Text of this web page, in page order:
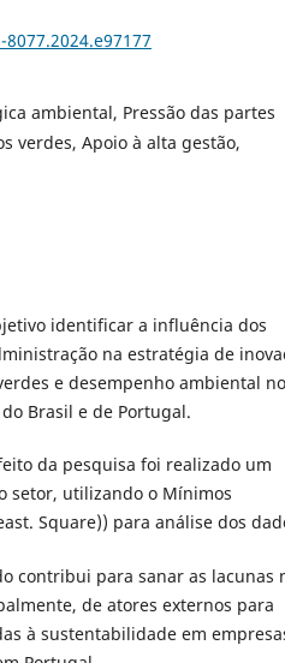
ambiental, Pressão das partes
verdes, Apoio à alta gestão,
identificar a influência dos
na estratégia de
e desempenho ambiental no
Brasil e de Portugal.
da pesquisa foi realizado um
setor, utilizando o Mínimos
Square)) para análise dos
contribui para sanar as lacunas
de atores externos para
à sustentabilidade em